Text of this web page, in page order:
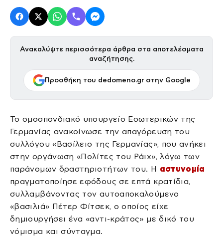
Ανακαλύψτε περισσότερα άρθρα στα αποτελέσματα
αναζήτησης.
Προσθήκη του dedomeno.gr στην Google
Το ομοσπονδιακό υπουργείο Εσωτερικών της
Γερμανίας ανακοίνωσε την απαγόρευση του
συλλόγου «Βασίλειο της Γερμανίας», που ανήκει
στην οργάνωση «Πολίτες του Ράιχ», λόγω των
παράνομων δραστηριοτήτων του. Η αστυνομία
πραγματοποίησε εφόδους σε επτά κρατίδια,
συλλαμβάνοντας τον αυτοαποκαλούμενο
«βασιλιά» Πέτερ Φίτσεκ, ο οποίος είχε
δημιουργήσει ένα «αντι-κράτος» με δικό του
νόμισμα και σύνταγμα.